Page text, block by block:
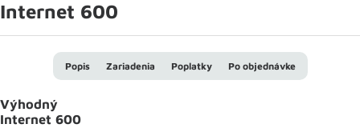
Internet 600
Popis Zariadenia Poplatky Po objednávke
Výhodný
Internet 600